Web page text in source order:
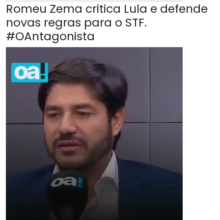
Romeu Zema critica Lula e defende
novas regras para o STF.
#OAntagonista